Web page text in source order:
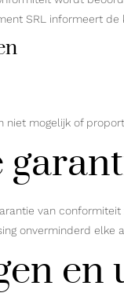
SRL informeert
niet mogelijk of
van
onverminderd elke